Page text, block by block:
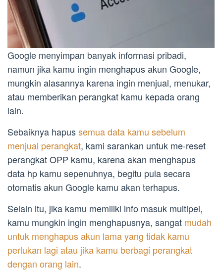
Google menyimpan banyak informasi pribadi,
namun jika kamu ingin menghapus akun Google,
mungkin alasannya karena ingin menjual, menukar,
atau memberikan perangkat kamu kepada orang
lain.
Sebaiknya hapussemua data kamu sebelum
menjual perangkat, kami sarankan untuk me-reset
perangkat OPP kamu, karena akan menghapus
data hp kamu sepenuhnya, begitu pula secara
otomatis akun Google kamu akan terhapus.
Selain itu, jika kamu memiliki info masuk multipel,
kamu mungkin ingin menghapusnya, sangat mudah
untuk menghapus akun lama yang tidak kamu
perlukan lagi atau jika kamu berbagi perangkat
dengan orang lain.